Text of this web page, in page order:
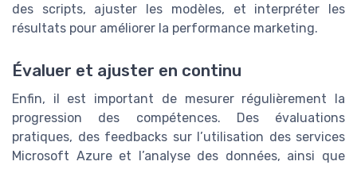
des scripts, ajuster les modèles, et interpréter les
résultats pour améliorer la performance marketing.
Évaluer et ajuster en continu
Enfin, il est important de mesurer régulièrement la
progression des compétences. Des évaluations
pratiques, des feedbacks sur l’utilisation des services
Microsoft Azure et l’analyse des données, ainsi que